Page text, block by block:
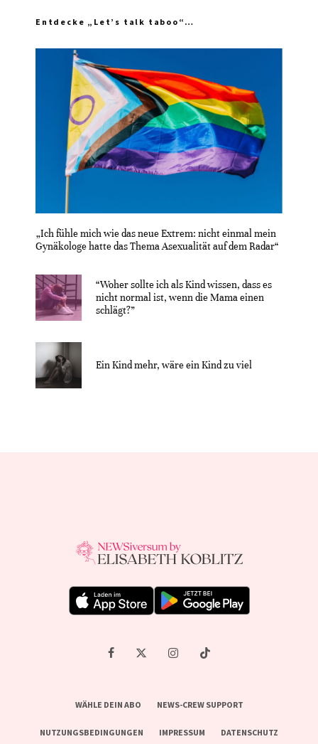
Entdecke „Let’s talk taboo“…
„Ich fühle mich wie das neue Extrem: nicht einmal mein
Gynäkologe hatte das Thema Asexualität auf dem Radar“
“Woher sollte ich als Kind wissen, dass es
nicht normal ist, wenn die Mama einen
schlägt?”
Ein Kind mehr, wäre ein Kind zu viel
WÄHLE DEIN ABO NEWS-CREW SUPPORT
NUTZUNGSBEDINGUNGEN IMPRESSUM DATENSCHUTZ